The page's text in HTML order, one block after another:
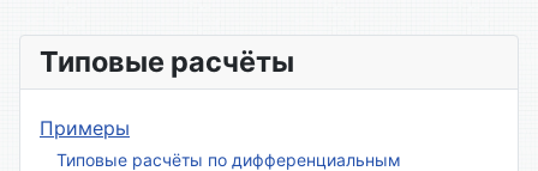
Типовые расчёты
Примеры
Типовые расчёты по дифференциальным